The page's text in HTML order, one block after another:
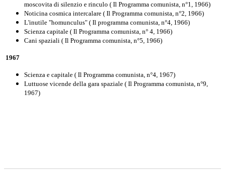
moscovita di silenzio e rinculo ( Il Programma comunista, n°1, 1966)
Noticina cosmica intercalare ( Il Programma comunista, n°2, 1966)
L'inutile "homunculus" ( Il programma comunista, n°4, 1966)
Scienza capitale ( Il Programma comunista, n° 4, 1966)
Cani spaziali ( Il Programma comunista, n°5, 1966)
1967
Scienza e capitale ( Il Programma comunista, n°4, 1967)
Luttuose vicende della gara spaziale ( Il Programma comunista, n°9,
1967)